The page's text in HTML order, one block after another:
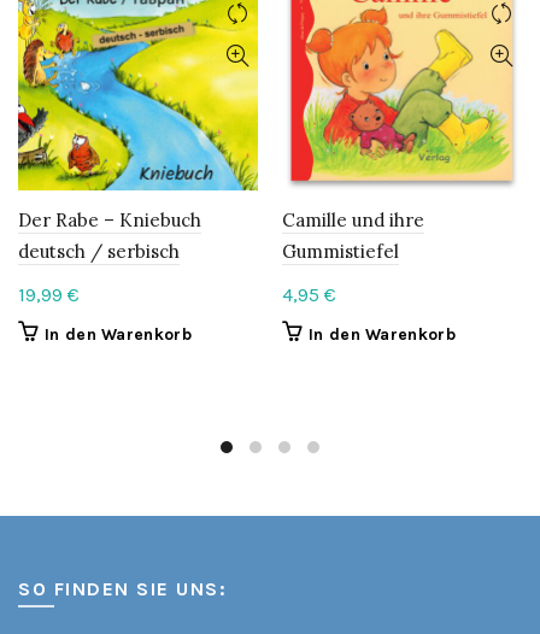
Der Rabe – Kniebuch
deutsch / serbisch
19,99 €
In den Warenkorb
Camille und ihre
Gummistiefel
4,95 €
In den Warenkorb
SO FINDEN SIE UNS: